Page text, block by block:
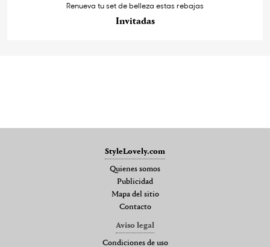
Renueva tu set de belleza estas rebajas
Invitadas
StyleLovely.com
Quienes somos
Publicidad
Mapa del sitio
Contacto
Aviso legal
Condiciones de uso